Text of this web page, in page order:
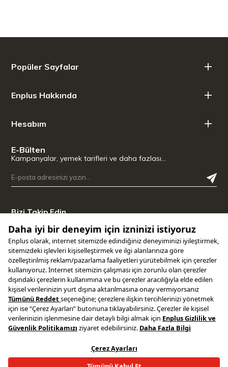
Popüler Sayfalar
Enplus Hakkında
Hesabım
E-Bülten
Kampanyalar, yemek tarifleri ve daha fazlası…
Bizi Takip Edin
Uygulamamızı İndirin
Copyright © 2025 ENPLUS | Tüm hakları saklıdır.